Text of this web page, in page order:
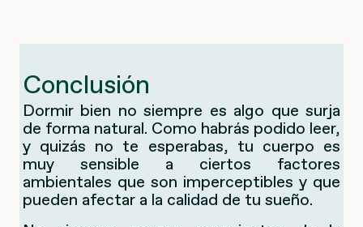
Conclusión
Dormir bien no siempre es algo que surja
de forma natural. Como habrás podido leer,
y quizás no te esperabas, tu cuerpo es
muy sensible a ciertos factores
ambientales que son imperceptibles y que
pueden afectar a la calidad de tu sueño.